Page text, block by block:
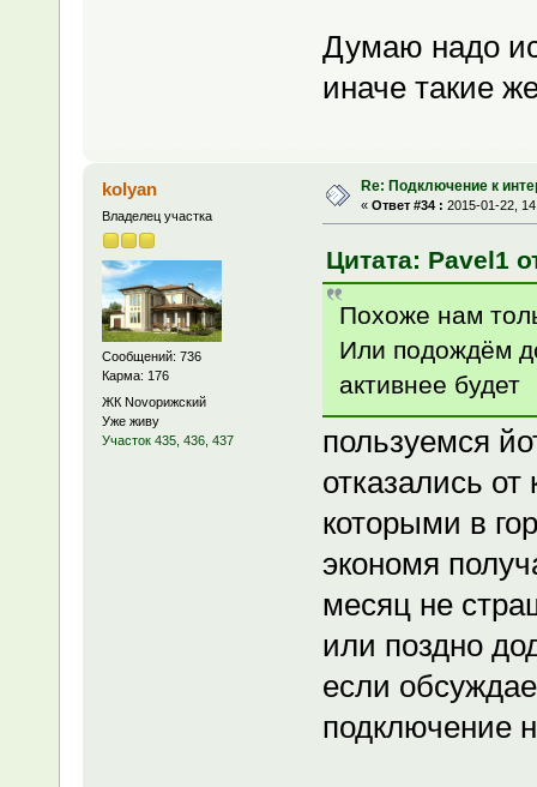
Думаю надо
иначе такие
kolyan
Владелец участка
Сообщений: 736
Карма: 176
ЖК Novoрижский
Уже живу
Участок 435, 436, 437
Re: Подключение к
« Ответ #34 : 2015-01-22,
Цитата: Pavel1
Похоже нам
Или подождём
активнее будет
пользуемся
отказались
которыми в
экономя
месяц не
или поздно
если
подключение